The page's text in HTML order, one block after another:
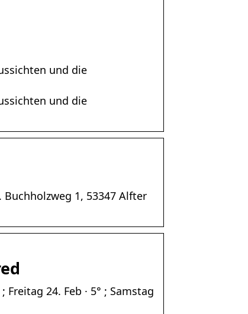
und die
und die
1, 53347 Alfter
Freitag 24. Feb · 5° ; Samstag